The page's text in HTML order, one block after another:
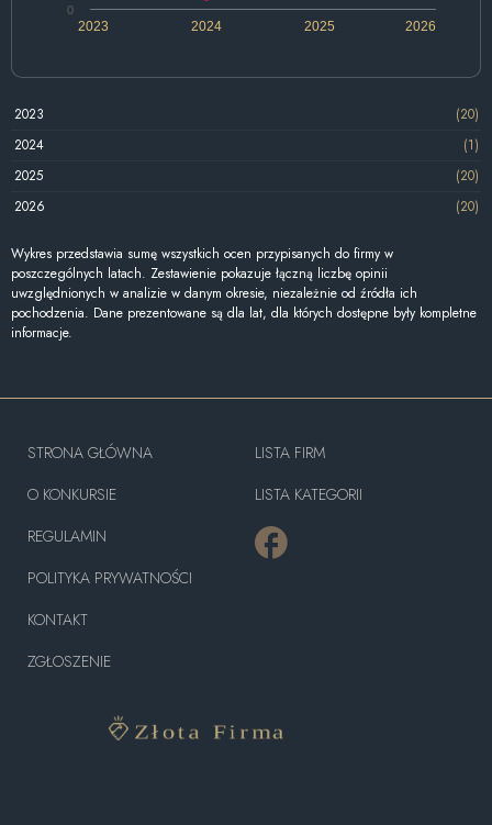
2024 2026
2023 2025
0
2023
(20)
2024
(1)
2025
(20)
2026
(20)
Wykres przedstawia sumę wszystkich ocen przypisanych do firmy w
poszczególnych latach. Zestawienie pokazuje łączną liczbę opinii
uwzględnionych w analizie w danym okresie, niezależnie od źródła ich
pochodzenia. Dane prezentowane są dla lat, dla których dostępne były kompletne
informacje.
STRONA GŁÓWNA
O KONKURSIE
REGULAMIN
POLITYKA PRYWATNOŚCI
KONTAKT
ZGŁOSZENIE
LISTA FIRM
LISTA KATEGORII